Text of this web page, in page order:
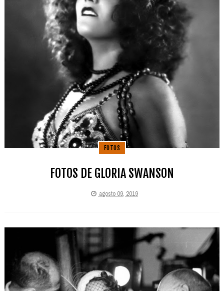
FOTOS
FOTOS DE GLORIA SWANSON
agosto 09, 2019